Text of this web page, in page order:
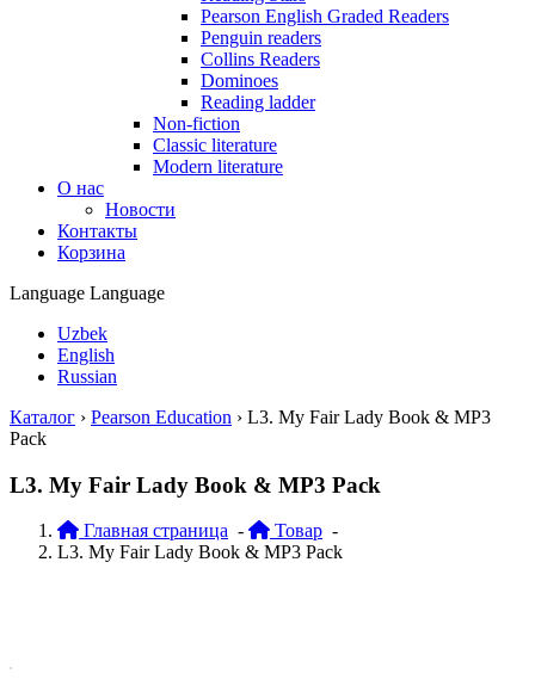
Pearson English Graded Readers
Penguin readers
Collins Readers
Dominoes
Reading ladder
Non-fiction
Classic literature
Modern literature
О нас
Новости
Контакты
Корзина
Language Language
Uzbek
English
Russian
Каталог › Pearson Education › L3. My Fair Lady Book & MP3
Pack
L3. My Fair Lady Book & MP3 Pack
Главная страница - Товар -
L3. My Fair Lady Book & MP3 Pack